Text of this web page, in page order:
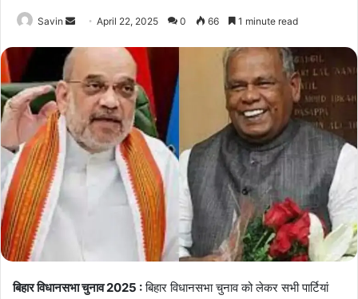
Savin
Send
email
April 22, 2025 0 66 1 minute read
बिहार विधानसभा चुनाव 2025 :बिहार विधानसभा चुनाव को लेकर सभी पार्टियां